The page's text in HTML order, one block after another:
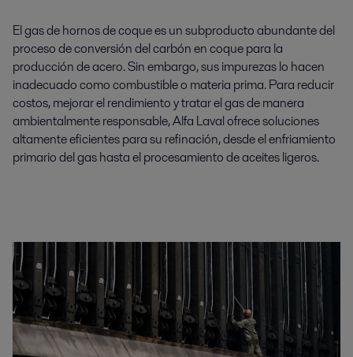
El gas de hornos de coque es un subproducto abundante del
proceso de conversión del carbón en coque para la
producción de acero. Sin embargo, sus impurezas lo hacen
inadecuado como combustible o materia prima. Para reducir
costos, mejorar el rendimiento y tratar el gas de manera
ambientalmente responsable, Alfa Laval ofrece soluciones
altamente eficientes para su refinación, desde el enfriamiento
primario del gas hasta el procesamiento de aceites ligeros.